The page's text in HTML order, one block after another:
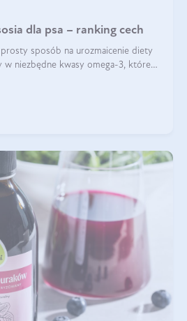
dla psa – ranking cech
sposób na urozmaicenie diety
w niezbędne kwasy omega-3, które